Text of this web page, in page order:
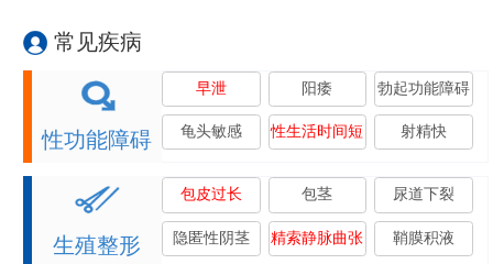
常见疾病
性功能障碍
早泄 阳痿 勃起功能障碍
龟头敏感 性生活时间短 射精快
生殖整形
包皮过长 包茎 尿道下裂
隐匿性阴茎 精索静脉曲张 鞘膜积液